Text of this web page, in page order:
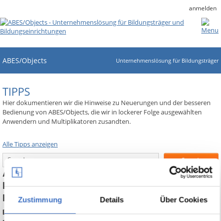
Zustimmung Details Über Cookies
anmelden
ABES/Objects Unternehmenslösung für Bildungsträger
TIPPS
Hier dokumentieren wir die Hinweise zu Neuerungen und der besseren
Bedienung von ABES/Objects, die wir in lockerer Folge ausgewählten
Anwendern und Multiplikatoren zusandten.
Alle Tipps anzeigen
Search
ABES-Tipp Nr. 35 Planung von
Kursabschnitten mit Ferien aus dem
Betriebskalender
Entscheiden, welche (Betriebs-)Ferien Kursunterbrechungen werden